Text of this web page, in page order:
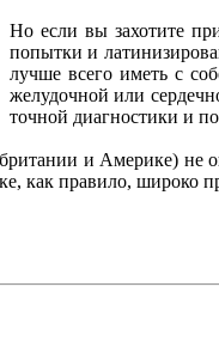
Но если вы захотите
попытки и
лучше всего иметь с
желудочной или
точной диагностики и
и Америке) не
как правило, широко